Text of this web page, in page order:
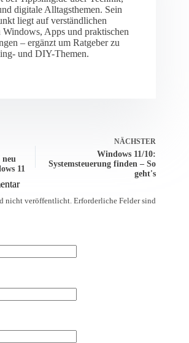
digitale Alltagsthemen. Sein
liegt auf verständlichen
Apps und praktischen
– ergänzt um Ratgeber zu
und DIY-Themen.
11
NÄCHSTER
Windows 11/10:
Systemsteuerung finden – So
geht's
nicht veröffentlicht. Erforderliche Felder sind